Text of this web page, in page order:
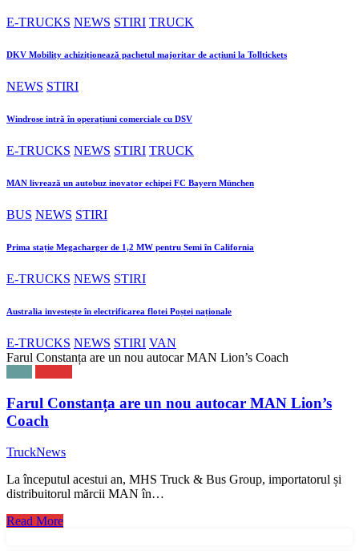
E-TRUCKS NEWS STIRI TRUCK
DKV Mobility achiziționează pachetul majoritar de acțiuni la Tolltickets
NEWS STIRI
Windrose intră în operațiuni comerciale cu DSV
E-TRUCKS NEWS STIRI TRUCK
MAN livrează un autobuz inovator echipei FC Bayern München
BUS NEWS STIRI
Prima stație Megacharger de 1,2 MW pentru Semi în California
E-TRUCKS NEWS STIRI
Australia investește în electrificarea flotei Poștei naționale
E-TRUCKS NEWS STIRI VAN
Farul Constanța are un nou autocar MAN Lion’s Coach
Farul Constanța are un nou autocar MAN Lion’s
Coach
TruckNews
La începutul acestui an, MHS Truck & Bus Group, importatorul și
distribuitorul mărcii MAN în…
Read More